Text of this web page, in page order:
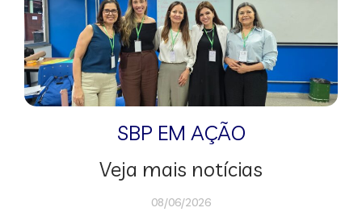
SBP EM AÇÃO
Veja mais notícias
08/06/2026